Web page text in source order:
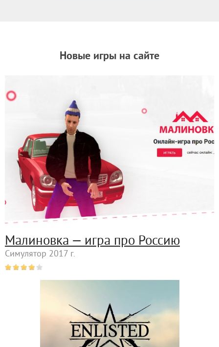
Новые игры на сайте
Малиновка — игра про Россию
Симулятор 2017 г.